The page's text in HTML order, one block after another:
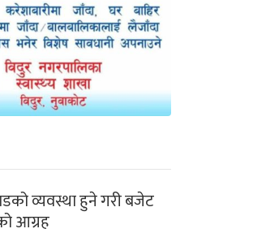
व्यवस्था हुने गरी बजेट
आग्रह